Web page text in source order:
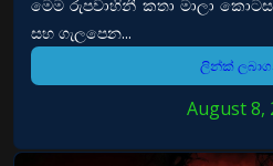
මෙම රුපවාහිනී කතා මාලා
සහ ගැලපෙන...
ලින්ක්
August 8,